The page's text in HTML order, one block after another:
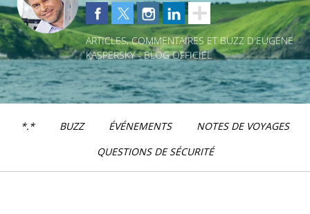
ARTICLES, COMMENTAIRES ET BUZZ D'EUGENE
KASPERSKY - BLOG OFFICIEL
*.* BUZZ ÉVÉNEMENTS
NOTES DE VOYAGES
QUESTIONS DE SÉCURITÉ